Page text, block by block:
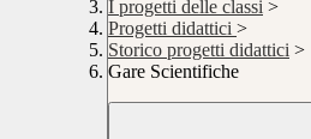
I progetti delle classi >
Progetti didattici >
Storico progetti didattici >
Gare Scientifiche